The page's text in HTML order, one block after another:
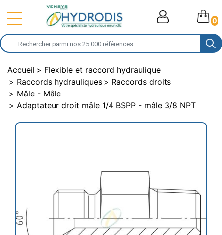
0
Accueil
Flexible et raccord hydraulique
Raccords hydrauliques
Raccords droits
Mâle - Mâle
Adaptateur droit mâle 1/4 BSPP - mâle 3/8 NPT